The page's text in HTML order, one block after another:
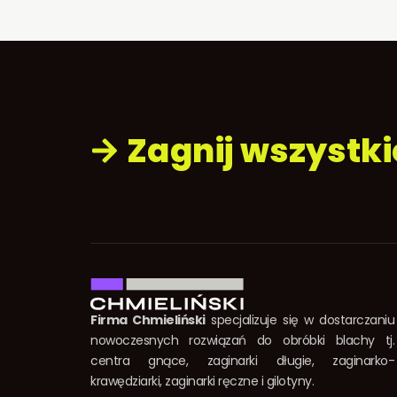
Zagnij
Firma Chmielińskispecjalizuje się w dostarczaniu
nowoczesnych rozwiązań do obróbki blachy tj.
centra gnące, zaginarki długie, zaginarko-
krawędziarki, zaginarki ręczne i gilotyny.